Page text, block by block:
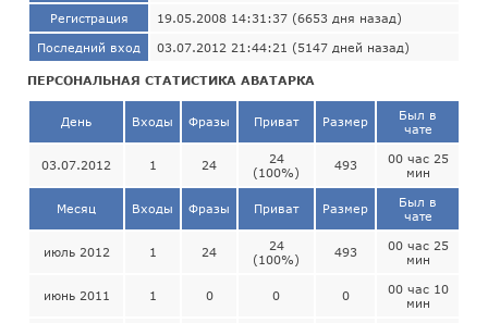
Регистрация 19.05.2008 14:31:37 (6653 дня назад)
Последний вход 03.07.2012 21:44:21 (5147 дней назад)
ПЕРСОНАЛЬНАЯ СТАТИСТИКА АВАТАРКА
День Входы Фразы Приват Размер
Был в
чате
03.07.2012 1 24
24
(100%)
493
00 час 25
мин
Месяц Входы Фразы Приват Размер
Был в
чате
июль 2012 1 24
24
(100%)
493
00 час 25
мин
июнь 2011 1 0 0 0
00 час 10
мин